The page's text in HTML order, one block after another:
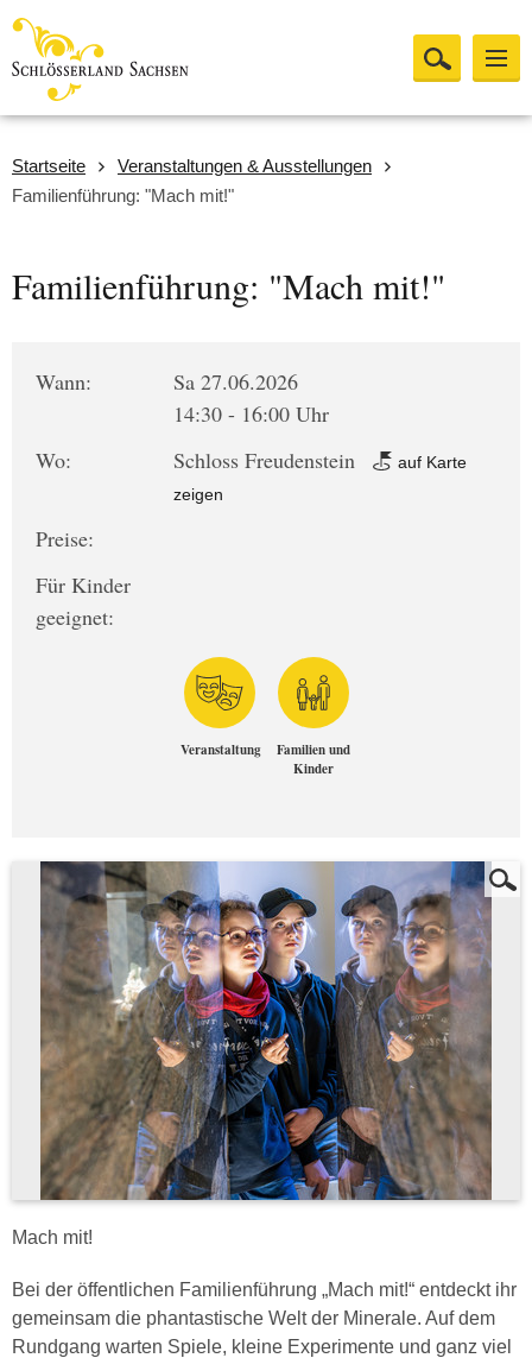
Startseite
Veranstaltungen & Ausstellungen
Familienführung: "Mach mit!"
Familienführung: "Mach mit!"
Wann:
Sa 27.06.2026
14:30 - 16:00 Uhr
Wo:
Schloss Freudenstein
auf Karte
zeigen
Preise:
Für Kinder
geeignet:
Veranstaltung
Familien und
Kinder
Mach mit!
Bei der öffentlichen Familienführung „Mach mit!“ entdeckt ihr
gemeinsam die phantastische Welt der Minerale. Auf dem
Rundgang warten Spiele, kleine Experimente und ganz viel